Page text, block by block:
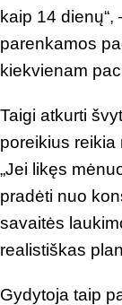
kaip 14
parenkamos
kiekvienam
Taigi atkurti
poreikius reikia
„Jei likęs
pradėti nuo
savaitės
realistiškas
Gydytoja taip